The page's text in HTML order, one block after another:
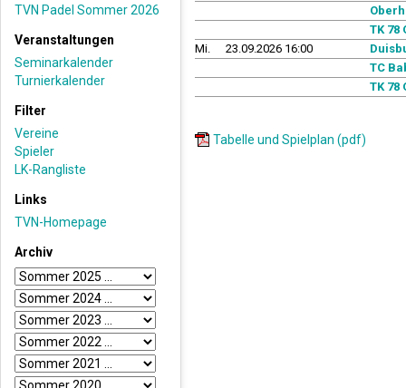
TVN Padel Sommer 2026
Veranstaltungen
Seminarkalender
Turnierkalender
Filter
Vereine
Spieler
LK-Rangliste
Links
TVN-Homepage
Archiv
TK 78
Mi.
23.09.2026 16:00
TC
TK 78
Tabelle und Spielplan (pdf)